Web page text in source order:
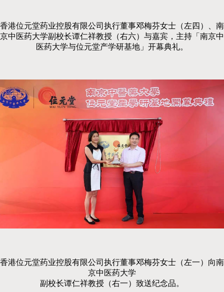
香港位元堂药业控股有限公司执行董事邓梅芬女士（左四）、南
京中医药大学副校长谭仁祥教授（右六）与嘉宾，主持「南京中
医药大学与位元堂产学研基地」开幕典礼。
香港位元堂药业控股有限公司执行董事邓梅芬女士（左一）向南
京中医药大学
副校长谭仁祥教授（右一）致送纪念品。